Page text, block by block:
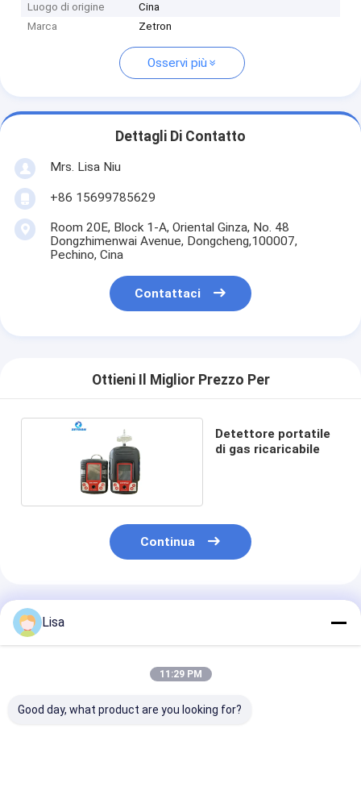
Luogo di origine
Cina
Marca
Zetron
Osservi più
Dettagli Di Contatto
Mrs. Lisa Niu
+86 15699785629
Room 20E, Block 1-A, Oriental Ginza, No. 48
Dongzhimenwai Avenue, Dongcheng,100007,
Pechino, Cina
Contattaci
Ottieni Il Miglior Prezzo Per
Detettore portatile
di gas ricaricabile
Continua
Prodotti Raccomandati
Lisa
11:29 PM
Good day, what product are you looking for?